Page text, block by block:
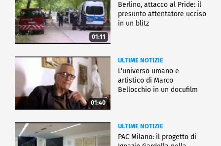
01:11
Berlino, attacco al Pride: il
presunto attentatore ucciso
in un blitz
01:40
ULTIME NOTIZIE
L'universo umano e
artistico di Marco
Bellocchio in un docufilm
ULTIME NOTIZIE
PAC Milano: il progetto di